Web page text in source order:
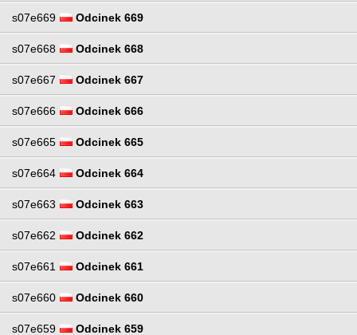
s07e669 Odcinek 669
s07e668 Odcinek 668
s07e667 Odcinek 667
s07e666 Odcinek 666
s07e665 Odcinek 665
s07e664 Odcinek 664
s07e663 Odcinek 663
s07e662 Odcinek 662
s07e661 Odcinek 661
s07e660 Odcinek 660
s07e659 Odcinek 659